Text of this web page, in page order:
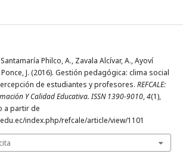
Philco, A., Zavala Alcívar, A., Ayoví
J. (2016). Gestión pedagógica: clima social
de estudiantes y profesores. REFCALE:
Y Calidad Educativa. ISSN 1390-9010,4(1),
a partir de
index.php/refcale/article/view/1101